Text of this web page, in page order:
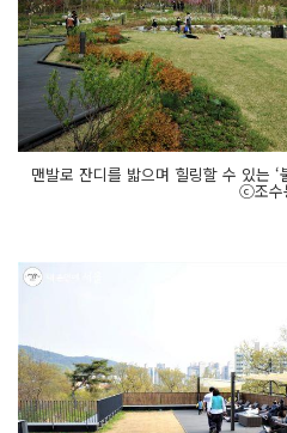
맨발로 잔디를 밟으며 힐링할 수 있는 ‘
ⓒ조수